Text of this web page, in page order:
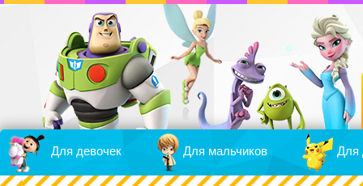
Для девочек Для мальчиков Для